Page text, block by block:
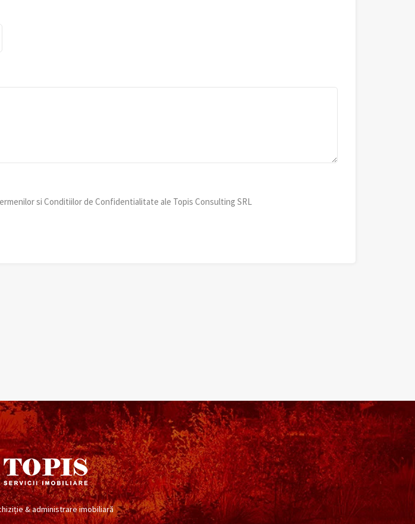
si Conditiilor de Confidentialitate ale Topis Consulting SRL
& administrare imobiliară